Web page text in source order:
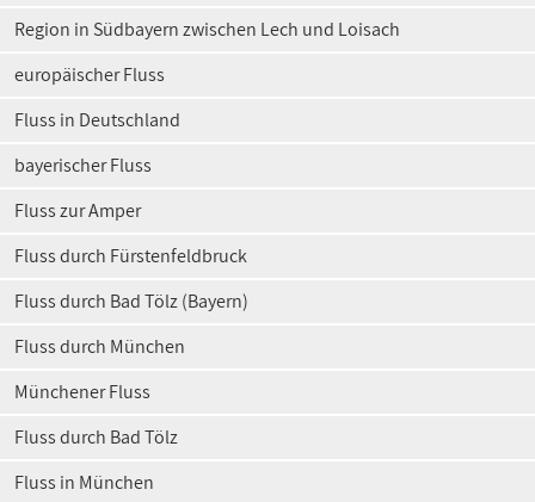
Region in Südbayern zwischen Lech und Loisach
europäischer Fluss
Fluss in Deutschland
bayerischer Fluss
Fluss zur Amper
Fluss durch Fürstenfeldbruck
Fluss durch Bad Tölz (Bayern)
Fluss durch München
Münchener Fluss
Fluss durch Bad Tölz
Fluss in München